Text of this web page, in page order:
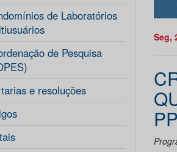
de Laboratórios
de Pesquisa
e resoluções
Seg,